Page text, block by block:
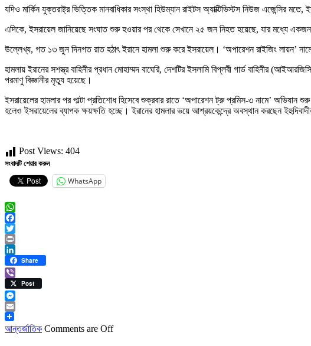
যদিও মার্কিন যুক্তরাষ্ট্র ভিত্তিক মানবাধিকার সংস্থা হিউম্যান রাইটস অ্যাক্টিভিস্টস নিউজ এজেন্সির
এদিকে, ইসরায়েল জানিয়েছে সংঘাত শুরু হওয়ার পর থেকে সেখানে ২৫ জন নিহত হয়েছে, যার মধ্যে
উল্লেখ্য, গত ১৩ জুন দিনগত রাত হঠাৎ ইরানে হামলা শুরু করে ইসরায়েল। ‘অপারেশন রাইজিং লায়ন’
হামলায় ইরানের সশস্ত্র বাহিনীর প্রধান মোহাম্মদ বাঘেরি, দেশটির ইসলামি বিপ্লবী গার্ড বাহিনীর
পরমাণু বিজ্ঞানীর মৃত্যু হয়েছে।
ইসরায়েলের হামলার পর পাল্টা প্রতিশোধ হিসেবে শুক্রবার রাতে ‘অপারেশন ট্রু প্রমিস-৩ নামে’
হলেও ইসরায়েলের ব্যাপক ক্ষয়ক্ষতি হচ্ছে। ইরানের হামলার ভয়ে আশ্রয়কেন্দ্রে অবস্থান করছেন
Post Views: 404
সংবাদটি শেয়ার করুন
WhatsApp
WhatsApp
Facebook
Twitter
Print
LinkedIn
Share
ViberPost
Messenger
Email
আন্তর্জাতিক Comments are Off